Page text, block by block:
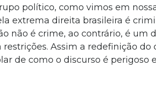
político, como vimos em
extrema direita brasileira é
não é crime, ao contrário, é um
Assim a redefinição do
de como o discurso é perigoso